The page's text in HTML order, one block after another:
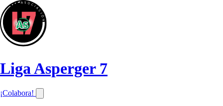
Liga Asperger 7
¡Colabora!